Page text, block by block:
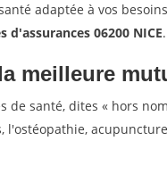
adaptée à vos
d'assurances 06200 NICE.
meilleure
de santé, dites « hors
l'ostéopathie,